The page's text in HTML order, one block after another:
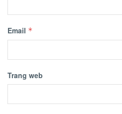
Email *
Trang web